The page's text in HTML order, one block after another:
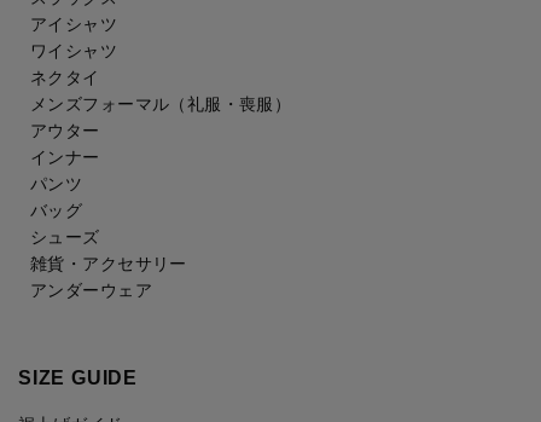
アイシャツ
ワイシャツ
ネクタイ
メンズフォーマル （礼服・喪服）
アウター
インナー
パンツ
バッグ
シューズ
雑貨・アクセサリー
アンダーウェア
SIZE GUIDE